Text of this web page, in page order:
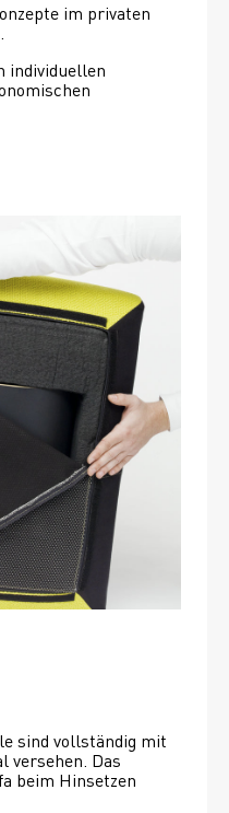
im privaten
individuellen
sind vollständig mit
versehen. Das
beim Hinsetzen